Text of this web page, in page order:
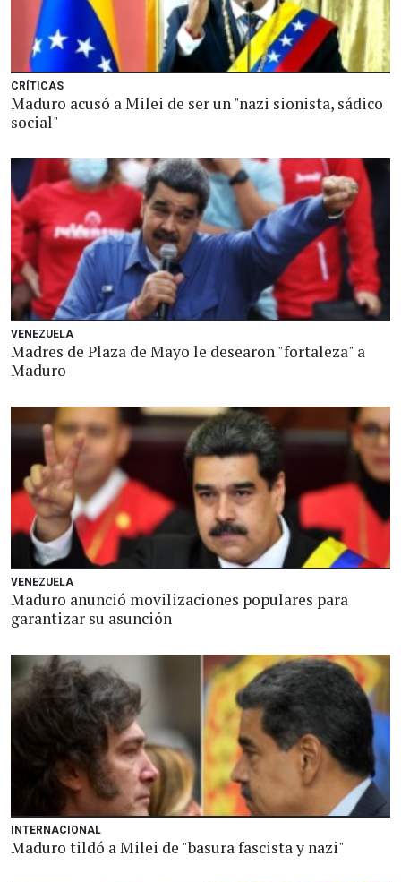
CRÍTICAS
Maduro acusó a Milei de ser un "nazi sionista, sádico
social"
VENEZUELA
Madres de Plaza de Mayo le desearon "fortaleza" a
Maduro
VENEZUELA
Maduro anunció movilizaciones populares para
garantizar su asunción
INTERNACIONAL
Maduro tildó a Milei de "basura fascista y nazi"